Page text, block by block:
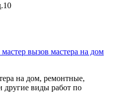
вызов мастера на дом
на дом, ремонтные,
другие виды работ по